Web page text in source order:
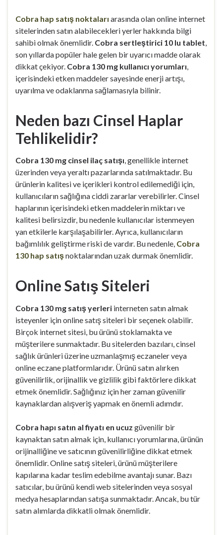
Cobra hap satış noktaları arasında olan online internet
sitelerinden satın alabilecekleri yerler hakkında bilgi
sahibi olmak önemlidir. Cobra sertleştirici 10 lu tablet
son yıllarda popüler hale gelen bir uyarıcı madde olarak
dikkat çekiyor. Cobra 130 mg kullanıcı yorumları
içerisindeki etken maddeler sayesinde enerji artışı,
uyarılma ve odaklanma sağlamasıyla bilinir.
Neden bazı Cinsel Haplar
Tehlikelidir?
Cobra 130 mg cinsel ilaç satışı , genellikle internet
üzerinden veya yeraltı pazarlarında satılmaktadır. Bu
ürünlerin kalitesi ve içerikleri kontrol edilemediği için,
kullanıcıların sağlığına ciddi zararlar verebilirler. Cinsel
haplarının içerisindeki etken maddelerin miktarı ve
kalitesi belirsizdir, bu nedenle kullanıcılar istenmeyen
yan etkilerle karşılaşabilirler. Ayrıca, kullanıcıların
bağımlılık geliştirme riski de vardır. Bu nedenle, Cobra
130 hap satışnoktalarından uzak durmak önemlidir.
Online Satış Siteleri
Cobra 130 mg satış yerleri interneten satın almak
isteyenler için online satış siteleri bir seçenek olabilir.
Birçok internet sitesi, bu ürünü stoklamakta ve
müşterilere sunmaktadır. Bu sitelerden bazıları, cinsel
sağlık ürünleri üzerine uzmanlaşmış eczaneler veya
online eczane platformlarıdır. Ürünü satın alırken
güvenilirlik, orijinallik ve gizlilik gibi faktörlere dikkat
etmek önemlidir. Sağlığınız için her zaman güvenilir
kaynaklardan alışveriş yapmak en önemli adımdır.
Cobra hapı satın al fiyatı en ucuz güvenilir bir
kaynaktan satın almak için, kullanıcı yorumlarına, ürünün
orijinalliğine ve satıcının güvenilirliğine dikkat etmek
önemlidir. Online satış siteleri, ürünü müşterilere
kapılarına kadar teslim edebilme avantajı sunar. Bazı
satıcılar, bu ürünü kendi web sitelerinden veya sosyal
medya hesaplarından satışa sunmaktadır. Ancak, bu tür
satın alımlarda dikkatli olmak önemlidir.